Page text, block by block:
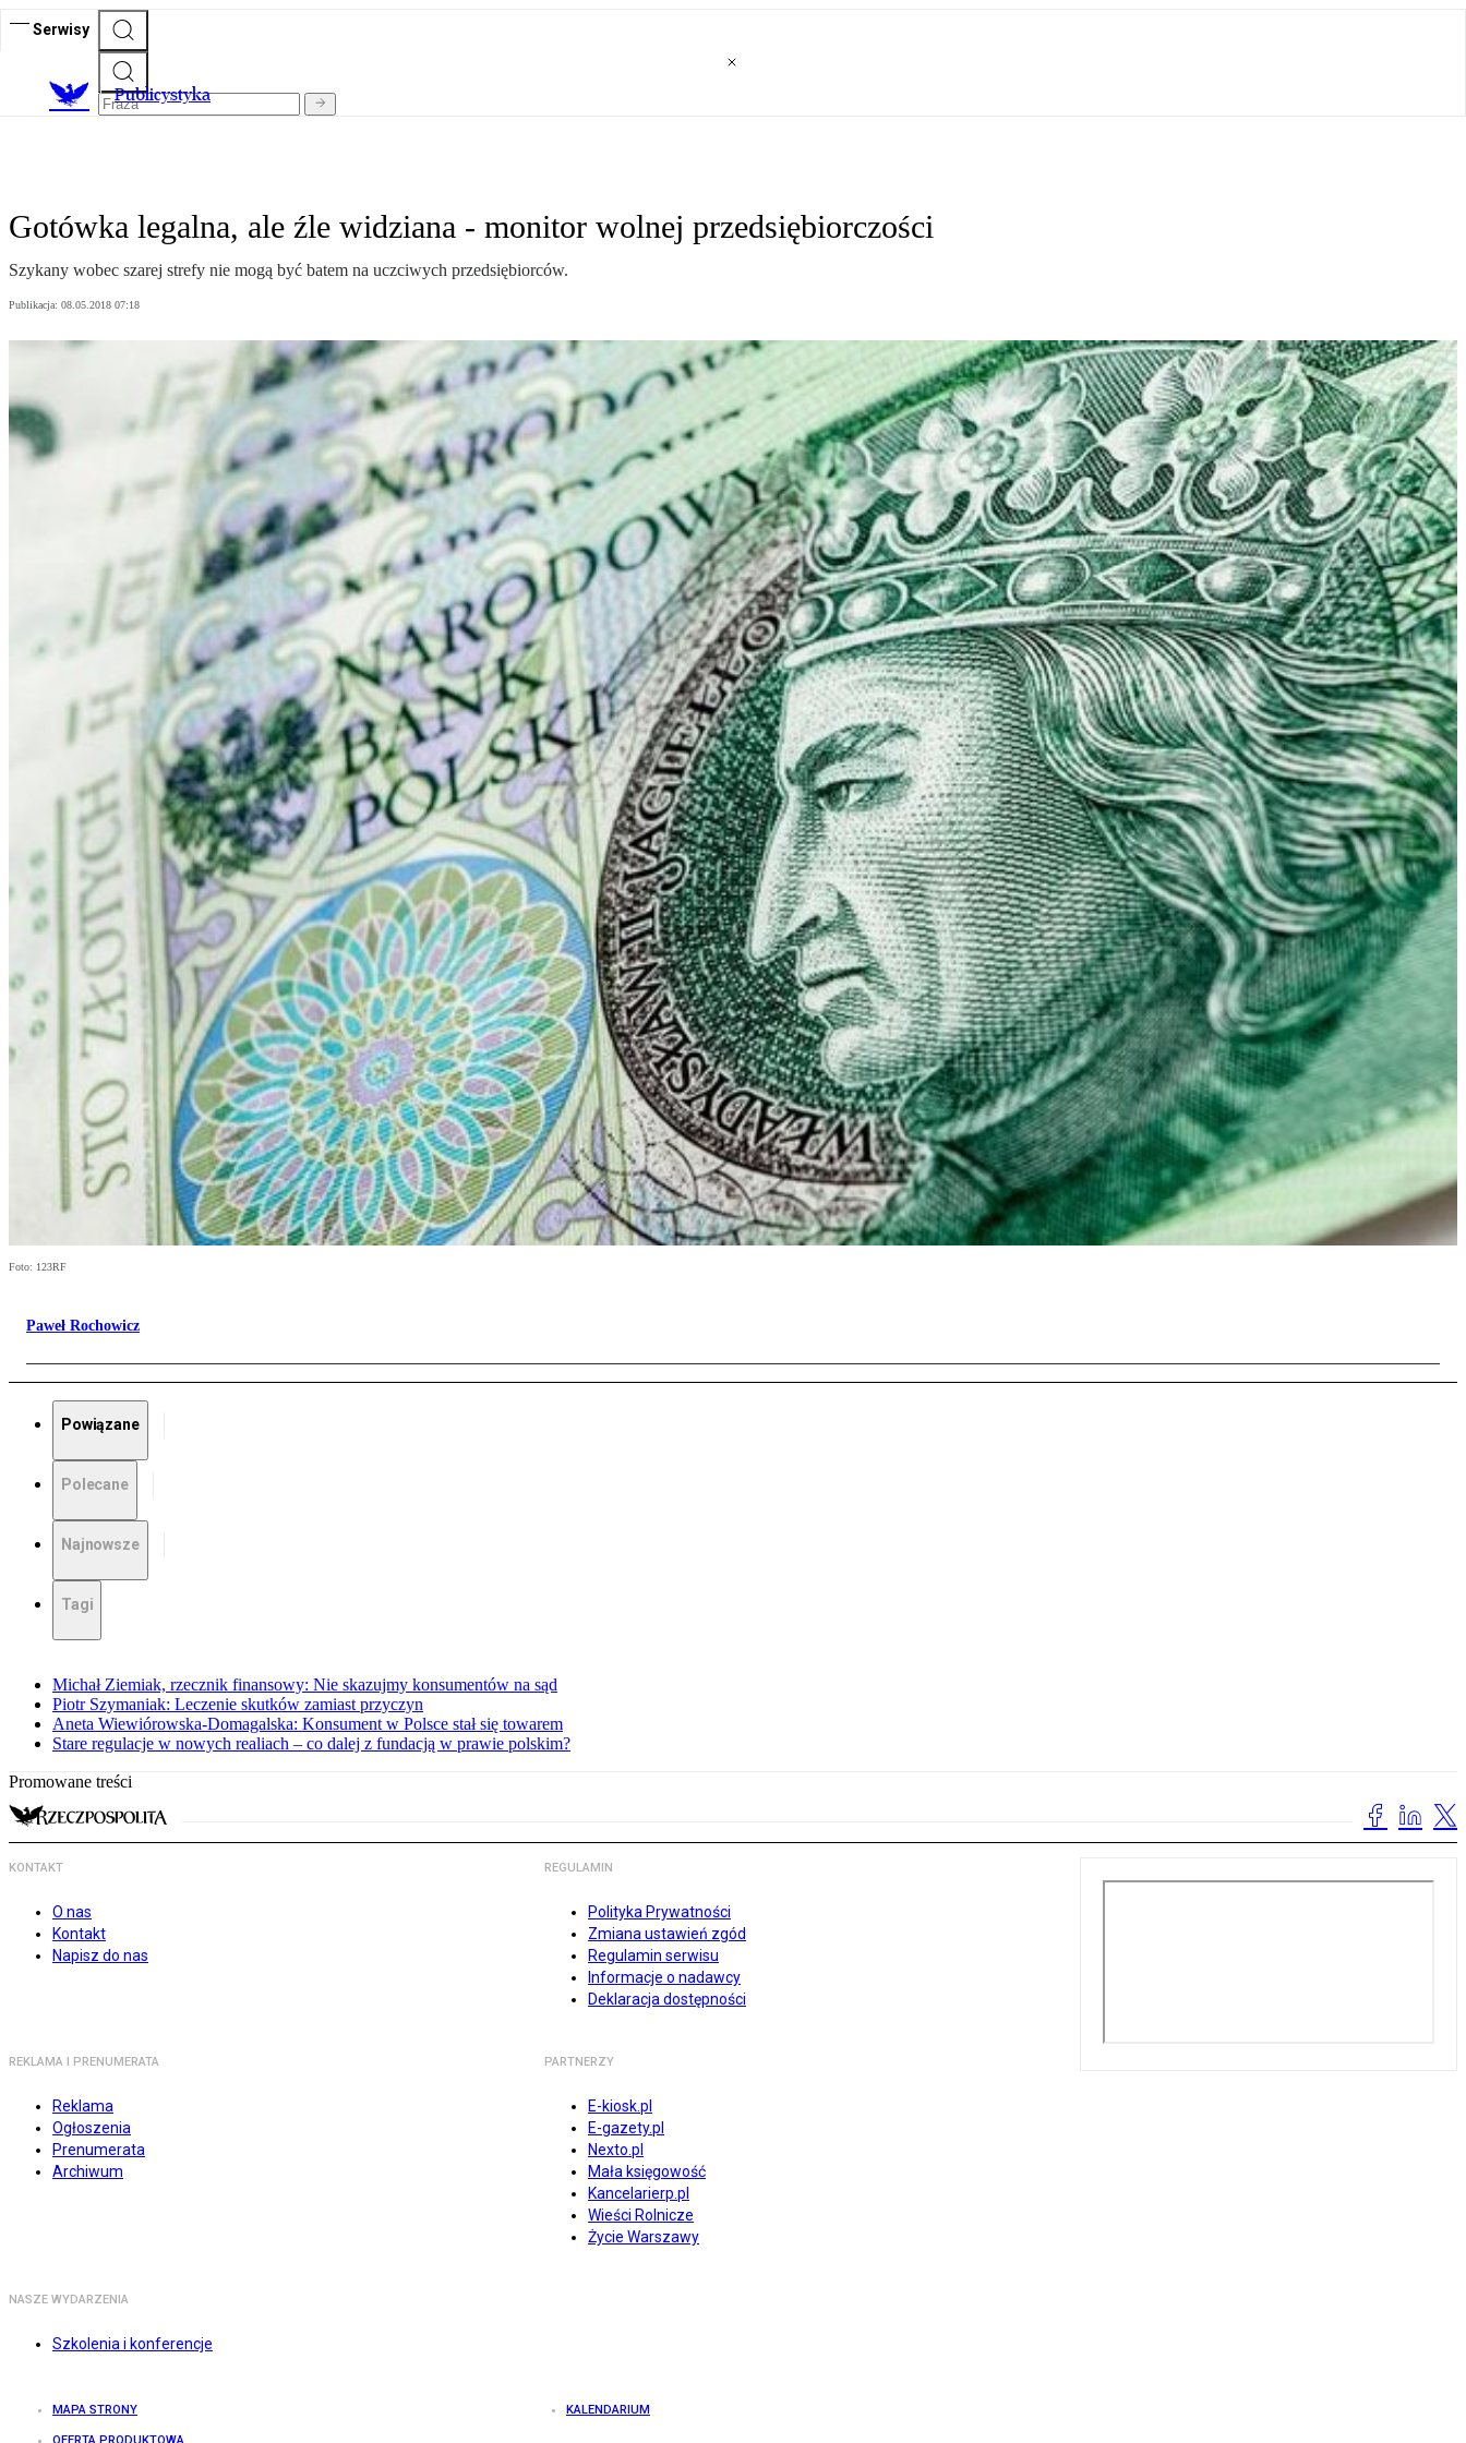
Serwisy
Publicystyka
Gotówka legalna, ale źle widziana - monitor wolnej przedsiębiorczości
Szykany wobec szarej strefy nie mogą być batem na uczciwych przedsiębiorców.
Publikacja: 08.05.2018 07:18
Foto: 123RF
Paweł Rochowicz
Powiązane
Polecane
Najnowsze
Tagi
Michał Ziemiak, rzecznik finansowy: Nie skazujmy konsumentów na sąd
Piotr Szymaniak: Leczenie skutków zamiast przyczyn
Aneta Wiewiórowska-Domagalska: Konsument w Polsce stał się towarem
Stare regulacje w nowych realiach – co dalej z fundacją w prawie polskim?
Promowane treści
KONTAKT
O nas
Kontakt
Napisz do nas
REGULAMIN
Polityka Prywatności
Zmiana ustawień zgód
Regulamin serwisu
Informacje o nadawcy
Deklaracja dostępności
REKLAMA I PRENUMERATA
Reklama
Ogłoszenia
Prenumerata
Archiwum
PARTNERZY
E-kiosk.pl
E-gazety.pl
Nexto.pl
Mała księgowość
Kancelarierp.pl
Wieści Rolnicze
Życie Warszawy
NASZE WYDARZENIA
Szkolenia i konferencje
MAPA STRONY KALENDARIUM